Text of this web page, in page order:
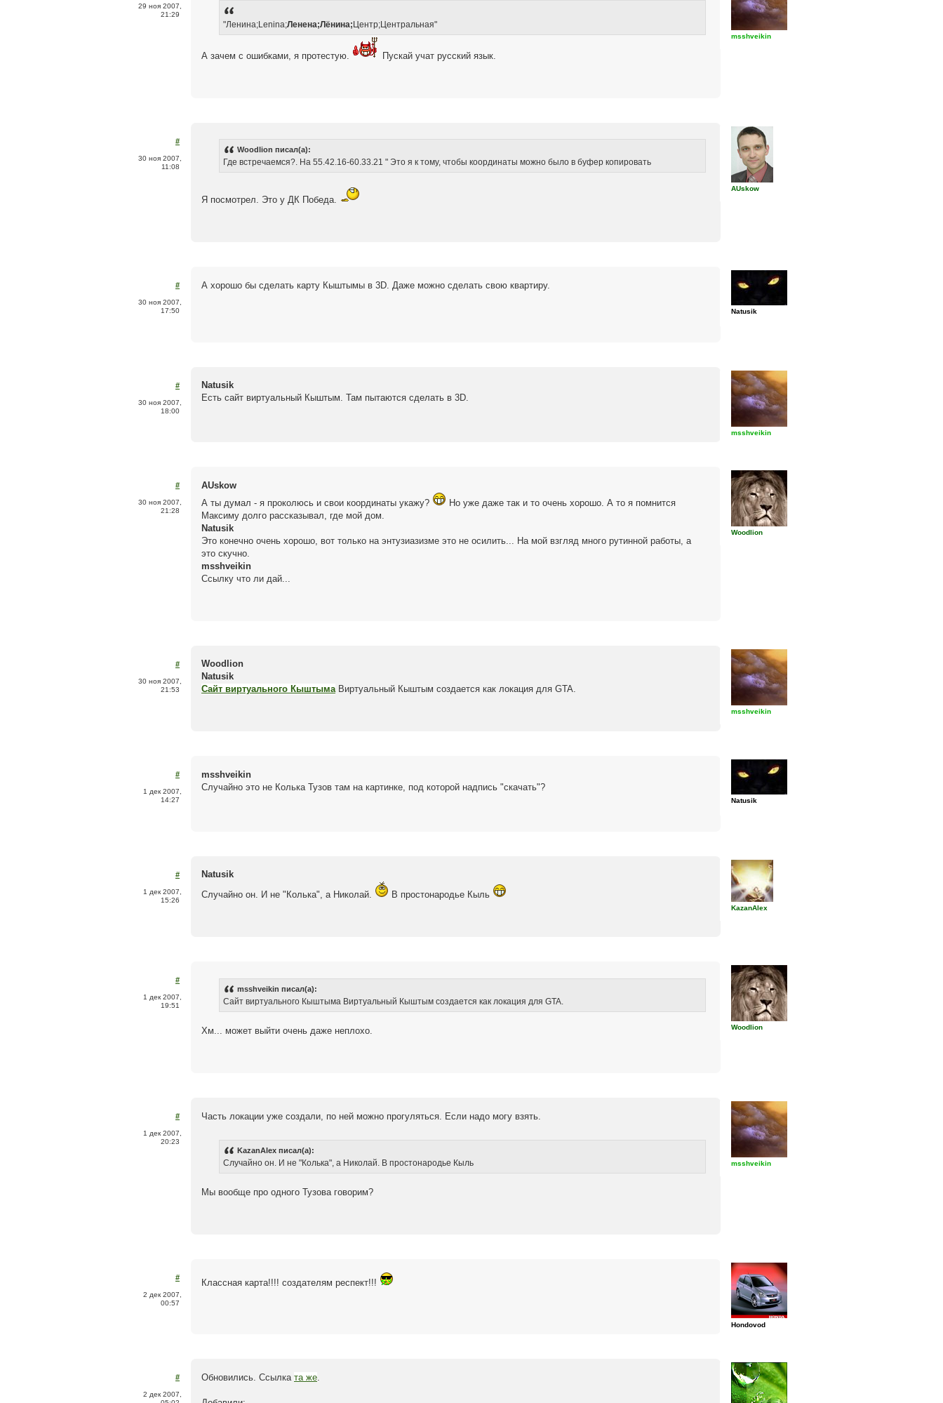
29 ноя 2007,
21:29
"Ленина;Lenina;Ленена;Лёнина;Центр;Центральная"
А зачем с ошибками, я протестую. Пускай учат русский язык.
msshveikin
#
30 ноя 2007,
11:08
Woodlion писал(а):
Где встречаемся?. На 55.42.16-60.33.21 " Это я к тому, чтобы координаты можно было в буфер копировать
Я посмотрел. Это у ДК Победа.
AUskow
#
30 ноя 2007,
17:50
А хорошо бы сделать карту Кыштымы в 3D. Даже можно сделать свою квартиру.
Natusik
#
30 ноя 2007,
18:00
Natusik
Есть сайт виртуальный Кыштым. Там пытаются сделать в 3D.
msshveikin
#
30 ноя 2007,
21:28
AUskow
А ты думал - я проколюсь и свои координаты укажу?
Но уже даже так и то очень хорошо. А то я помнится
Максиму долго рассказывал, где мой дом.
Natusik
Это конечно очень хорошо, вот только на энтузиазизме это не осилить... На мой взгляд много рутинной работы, а
это скучно.
msshveikin
Ссылку что ли дай...
Woodlion
#
30 ноя 2007,
21:53
Woodlion
Natusik
Сайт виртуального КыштымаВиртуальный Кыштым создается как локация для GTA.
msshveikin
#
1 дек 2007,
14:27
msshveikin
Случайно это не Колька Тузов там на картинке, под которой надпись "скачать"?
Natusik
#
1 дек 2007,
15:26
Natusik
Случайно он. И не "Колька", а Николай.
В простонародье Кыль
KazanAlex
#
1 дек 2007,
19:51
msshveikin писал(а):
Сайт виртуального Кыштыма Виртуальный Кыштым создается как локация для GTA.
Хм... может выйти очень даже неплохо. Woodlion
#
1 дек 2007,
20:23
Часть локации уже создали, по ней можно прогуляться. Если надо могу взять.
KazanAlex писал(а):
Случайно он. И не "Колька", а Николай. В простонародье Кыль
Мы вообще про одного Тузова говорим?
msshveikin
#
2 дек 2007,
00:57
Классная карта!!!! создателям респект!!!
Hondovod
#
2 дек 2007,
Обновились. Ссылка та же